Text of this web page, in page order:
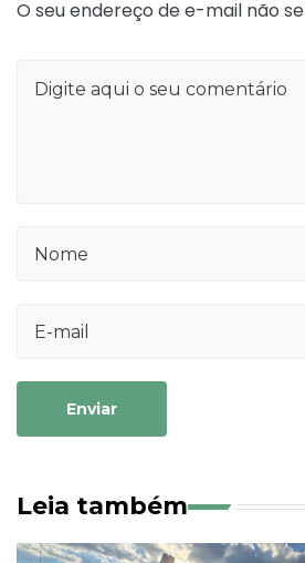
O seu endereço de e-mail não
Enviar
Leia também